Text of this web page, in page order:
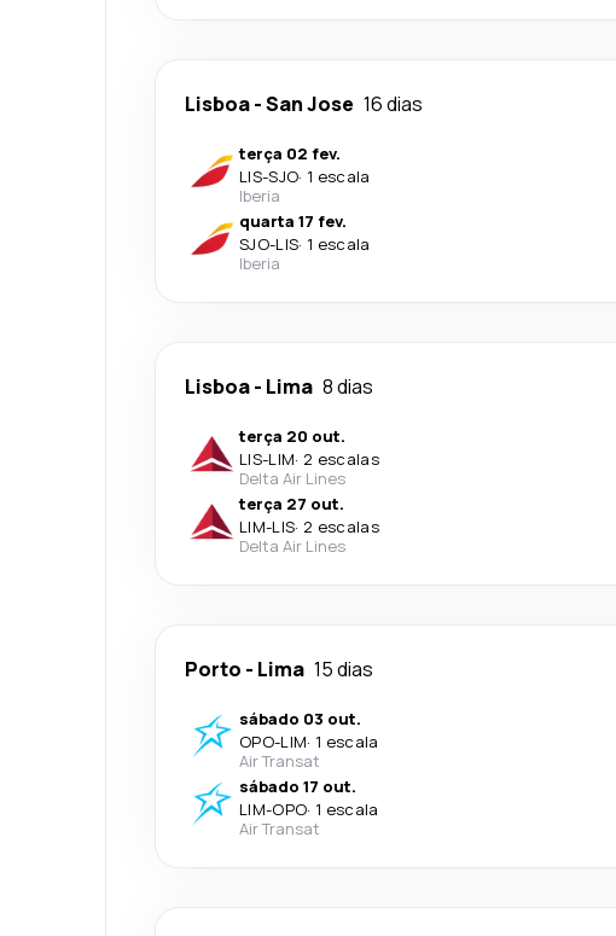
Lisboa-San Jose 16 dias
terça 02 fev.
LIS-SJO· 1 escala
Iberia
quarta 17 fev.
SJO-LIS· 1 escala
Iberia
Lisboa- Lima 8 dias
terça 20 out.
LIS-LIM· 2 escalas
Delta Air Lines
terça 27 out.
LIM-LIS· 2 escalas
Delta Air Lines
Porto - Lima 15 dias
sábado 03 out.
OPO-LIM· 1 escala
Air Transat
sábado 17 out.
LIM-OPO· 1 escala
Air Transat